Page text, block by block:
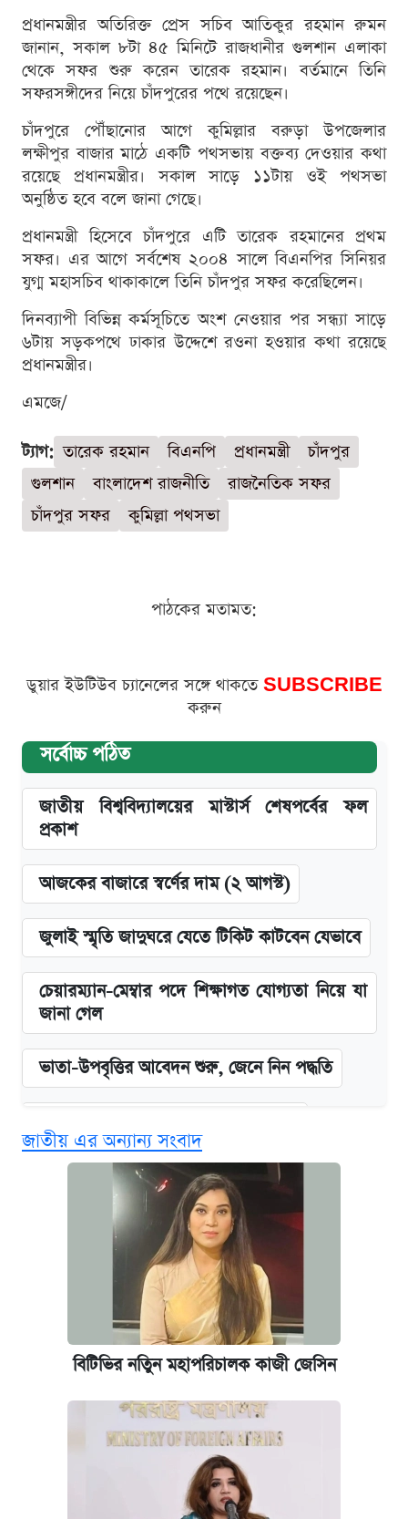
প্রধানমন্ত্রীর অতিরিক্ত প্রেস সচিব আতিকুর রহমান রুমন
জানান, সকাল ৮টা ৪৫ মিনিটে রাজধানীর গুলশান এলাকা
থেকে সফর শুরু করেন তারেক রহমান। বর্তমানে তিনি
সফরসঙ্গীদের নিয়ে চাঁদপুরের পথে রয়েছেন।
চাঁদপুরে পৌঁছানোর আগে কুমিল্লার বরুড়া উপজেলার
লক্ষীপুর বাজার মাঠে একটি পথসভায় বক্তব্য দেওয়ার কথা
রয়েছে প্রধানমন্ত্রীর। সকাল সাড়ে ১১টায় ওই পথসভা
অনুষ্ঠিত হবে বলে জানা গেছে।
প্রধানমন্ত্রী হিসেবে চাঁদপুরে এটি তারেক রহমানের প্রথম
সফর। এর আগে সর্বশেষ ২০০৪ সালে বিএনপির সিনিয়র
যুগ্ম মহাসচিব থাকাকালে তিনি চাঁদপুর সফর করেছিলেন।
দিনব্যাপী বিভিন্ন কর্মসূচিতে অংশ নেওয়ার পর সন্ধ্যা সাড়ে
৬টায় সড়কপথে ঢাকার উদ্দেশে রওনা হওয়ার কথা রয়েছে
প্রধানমন্ত্রীর।
এমজে/
ট্যাগ: তারেক রহমান বিএনপি প্রধানমন্ত্রী
চাঁদপুর
গুলশান
বাংলাদেশ রাজনীতি
রাজনৈতিক সফর
চাঁদপুর সফর
কুমিল্লা পথসভা
পাঠকের মতামত:
ডুয়ার ইউটিউব চ্যানেলের সঙ্গে থাকতে SUBSCRIBE
করুন
সর্বোচ্চ পঠিত
জাতীয় বিশ্ববিদ্যালয়ের মাস্টার্স শেষপর্বের ফল
প্রকাশ
আজকের বাজারে স্বর্ণের দাম (২ আগস্ট)
জুলাই স্মৃতি জাদুঘরে যেতে টিকিট কাটবেন যেভাবে
চেয়ারম্যান-মেম্বার পদে শিক্ষাগত যোগ্যতা নিয়ে যা
জানা গেল
ভাতা-উপবৃত্তির আবেদন শুরু, জেনে নিন পদ্ধতি
‘গুলশানের চামেলি’ তে যৌনকর্মীর দালাল অ্যাডলফ
আজ শুক্রবার রাজধানীর যেসব মার্কেট-দোকানপাট
কবে শুরু হচ্ছে ঢাবির ভর্তি আবেদন, জানাল কর্তৃপক্ষ
আজকের বাজারে স্বর্ণের দাম (৪ আগস্ট)
নবম জাতীয় পে-স্কেল নিয়ে সর্বশেষ যা জানা গেল
ইপিএস প্রকাশ করেছে ঢাকা ব্যাংক
জাতীয় এর অন্যান্য সংবাদ
বিটিভির নতিুন মহাপরিচালক কাজী জেসিন